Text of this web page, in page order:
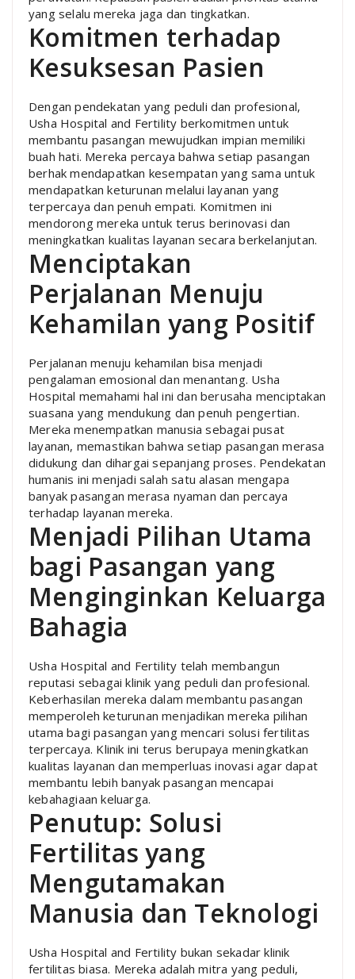
yang selalu mereka jaga dan tingkatkan.
Komitmen terhadap
Kesuksesan Pasien
Dengan pendekatan yang peduli dan profesional,
Usha Hospital and Fertility berkomitmen untuk
membantu pasangan mewujudkan impian memiliki
buah hati. Mereka percaya bahwa setiap pasangan
berhak mendapatkan kesempatan yang sama untuk
mendapatkan keturunan melalui layanan yang
terpercaya dan penuh empati. Komitmen ini
mendorong mereka untuk terus berinovasi dan
meningkatkan kualitas layanan secara berkelanjutan.
Menciptakan
Perjalanan Menuju
Kehamilan yang Positif
Perjalanan menuju kehamilan bisa menjadi
pengalaman emosional dan menantang. Usha
Hospital memahami hal ini dan berusaha menciptakan
suasana yang mendukung dan penuh pengertian.
Mereka menempatkan manusia sebagai pusat
layanan, memastikan bahwa setiap pasangan merasa
didukung dan dihargai sepanjang proses. Pendekatan
humanis ini menjadi salah satu alasan mengapa
banyak pasangan merasa nyaman dan percaya
terhadap layanan mereka.
Menjadi Pilihan Utama
bagi Pasangan yang
Menginginkan Keluarga
Bahagia
Usha Hospital and Fertility telah membangun
reputasi sebagai klinik yang peduli dan profesional.
Keberhasilan mereka dalam membantu pasangan
memperoleh keturunan menjadikan mereka pilihan
utama bagi pasangan yang mencari solusi fertilitas
terpercaya. Klinik ini terus berupaya meningkatkan
kualitas layanan dan memperluas inovasi agar dapat
membantu lebih banyak pasangan mencapai
kebahagiaan keluarga.
Penutup: Solusi
Fertilitas yang
Mengutamakan
Manusia dan Teknologi
Usha Hospital and Fertility bukan sekadar klinik
fertilitas biasa. Mereka adalah mitra yang peduli,